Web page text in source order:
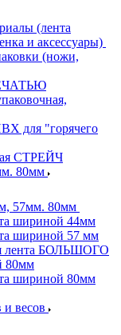
(лента
и аксессуары)
(ножи,
для "горячего
СТРЕЙЧ
80мм
57мм. 80мм
шириной 44мм
шириной 57 мм
лента БОЛЬШОГО
80мм
шириной 80мм
и весов